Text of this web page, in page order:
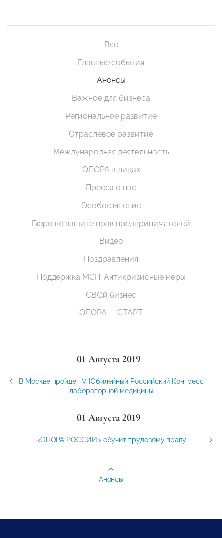
Все
Главные события
Анонсы
Важное для бизнеса
Региональное развитие
Отраслевое развитие
Международная деятельность
ОПОРА в лицах
Пресса о нас
Особое мнение
Бюро по защите прав предпринимателей
Видео
Поздравления
Поддержка МСП. Антикризисные меры
СВОй бизнес
ОПОРА — СТАРТ
01 Августа 2019
В Москве пройдет V Юбилейный Российский Конгресс
лабораторной медицины
01 Августа 2019
«ОПОРА РОССИИ» обучит трудовому праву
Анонсы